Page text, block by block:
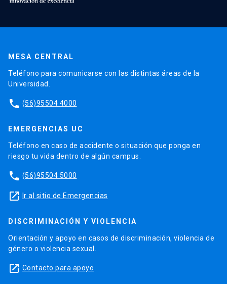
MESA CENTRAL
Teléfono para comunicarse con las distintas áreas de la
Universidad.
phone (56)95504 4000
EMERGENCIAS UC
Teléfono en caso de accidente o situación que ponga en
riesgo tu vida dentro de algún campus.
phone (56)95504 5000
launch Ir al sitio de Emergencias
DISCRIMINACIÓN Y VIOLENCIA
Orientación y apoyo en casos de discriminación, violencia de
género o violencia sexual.
launch Contacto para apoyo